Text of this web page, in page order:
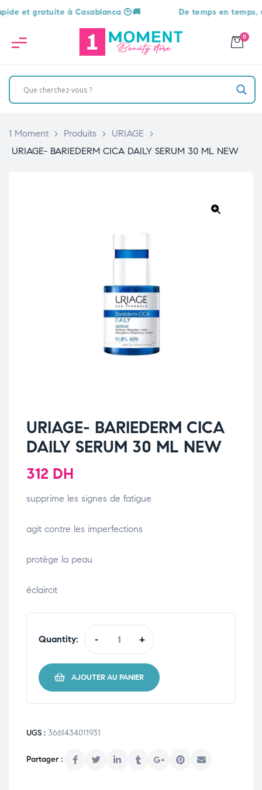
gratuite à Casablanca 🕒🚚 De temps en temps, une
0
1 Moment > Produits > URIAGE
>
URIAGE- BARIEDERM CICA DAILY SERUM 30 ML NEW
URIAGE- BARIEDERM CICA
DAILY SERUM 30 ML NEW
312 DH
supprime les signes de fatigue
agit contre les imperfections
protège la peau
éclaircit
Quantity: - +
AJOUTER AU PANIER
UGS : 3661434011931